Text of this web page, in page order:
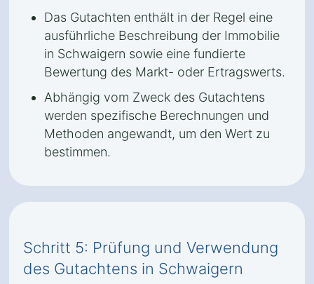
Das Gutachten enthält in der Regel eine
ausführliche Beschreibung der Immobilie
in Schwaigern sowie eine fundierte
Bewertung des Markt- oder Ertragswerts.
Abhängig vom Zweck des Gutachtens
werden spezifische Berechnungen und
Methoden angewandt, um den Wert zu
bestimmen.
Schritt 5: Prüfung und Verwendung
des Gutachtens in Schwaigern